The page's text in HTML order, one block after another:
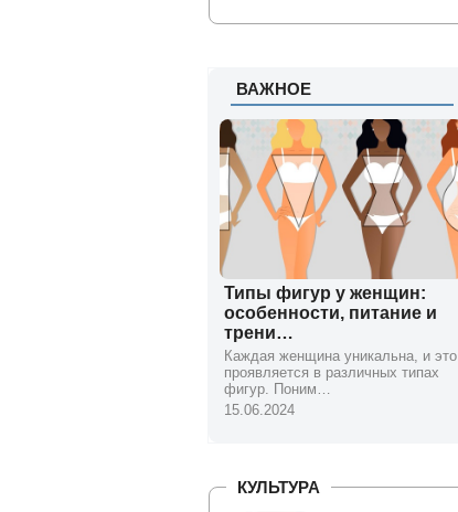
ВАЖНОЕ
Типы фигур у женщин:
особенности, питание и
трени…
Каждая женщина уникальна, и это
проявляется в различных типах
фигур. Поним…
15.06.2024
КУЛЬТУРА